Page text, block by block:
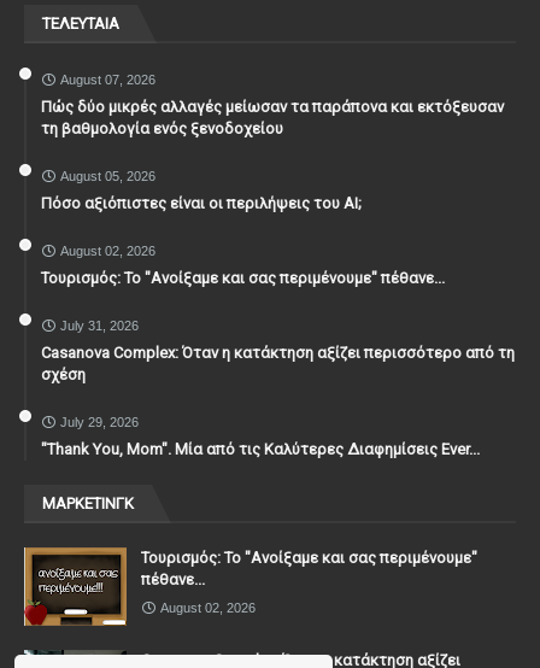
ΤΕΛΕΥΤΑΙΑ
August 07, 2026
Πώς δύο μικρές αλλαγές μείωσαν τα παράπονα και εκτόξευσαν
τη βαθμολογία ενός ξενοδοχείου
August 05, 2026
Πόσο αξιόπιστες είναι οι περιλήψεις του ΑΙ;
August 02, 2026
Τουρισμός: Το "Ανοίξαμε και σας περιμένουμε" πέθανε...
July 31, 2026
Casanova Complex: Όταν η κατάκτηση αξίζει περισσότερο από τη
σχέση
July 29, 2026
"Thank You, Mοm". Μία από τις Καλύτερες Διαφημίσεις Ever...
ΜΑΡΚΕΤΙΝΓΚ
Τουρισμός: Το "Ανοίξαμε και σας περιμένουμε"
πέθανε...
August 02, 2026
Casanova Complex: Όταν η κατάκτηση αξίζει